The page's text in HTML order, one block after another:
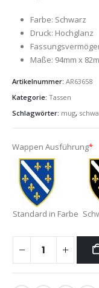
Farbe: Schwarz
Druck: Hochglanz
Maße: 94mm x
Artikelnummer: AR63658
Kategorie: Tassen
Schlagwörter: mug,
Wappen Ausführung*
Standard in Farbe